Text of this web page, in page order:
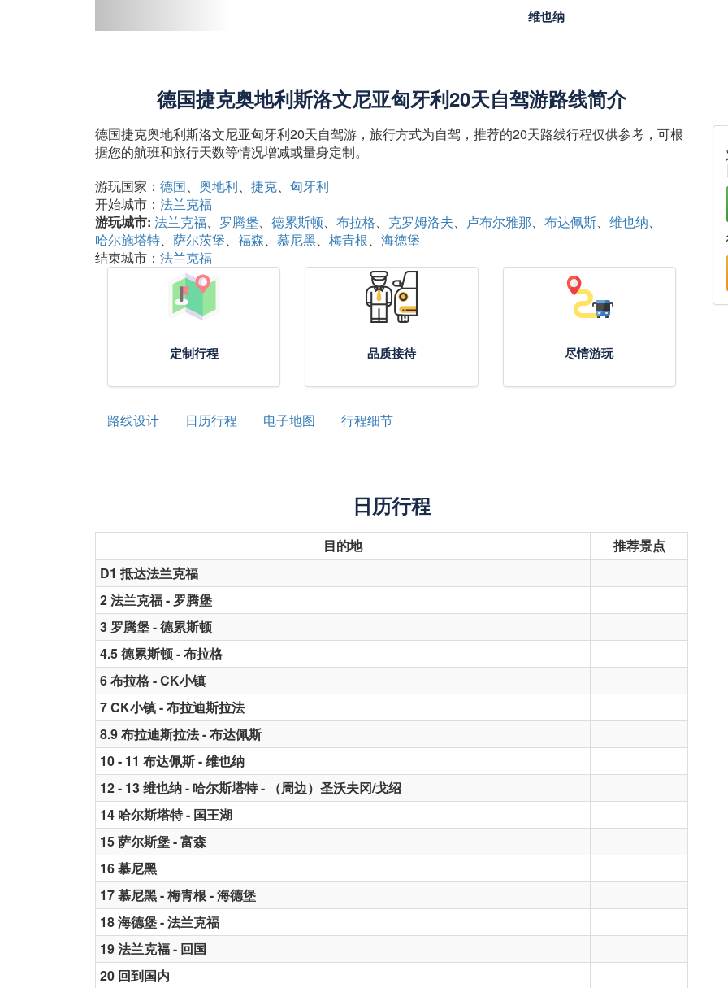
萨尔茨堡
德国捷克奥地利斯洛文尼亚匈牙利20天自驾游路线简介
德国捷克奥地利斯洛文尼亚匈牙利20天自驾游，旅行方式为自驾，推荐的20天路线行程仅供参考，可根
据您的航班和旅行天数等情况增减或量身定制。
游玩国家： 德国 奥地利 捷克
匈牙利
开始城市： 法兰克福
游玩城市: 法兰克福 罗腾堡 德累斯顿 布拉格 克罗姆洛夫 卢布尔雅那 布达佩斯
维也纳
哈尔施塔特
萨尔茨堡 福森 慕尼黑 梅青根
海德堡
结束城市： 法兰克福
定制行程 品质接待 尽情游玩
路线设计 日历行程 电子地图 行程细节
日历行程
目的地
推荐景点
D1 抵达法兰克福
2 法兰克福 - 罗腾堡
3 罗腾堡 - 德累斯顿
4.5 德累斯顿 - 布拉格
6 布拉格 - CK小镇
7 CK小镇 - 布拉迪斯拉法
8.9 布拉迪斯拉法 - 布达佩斯
10 - 11 布达佩斯 - 维也纳
12 - 13 维也纳 - 哈尔斯塔特 - （周边）圣沃夫冈/戈绍
14 哈尔斯塔特 - 国王湖
15 萨尔斯堡 - 富森
16 慕尼黑
17 慕尼黑 - 梅青根 - 海德堡
18 海德堡 - 法兰克福
19 法兰克福 - 回国
20 回到国内